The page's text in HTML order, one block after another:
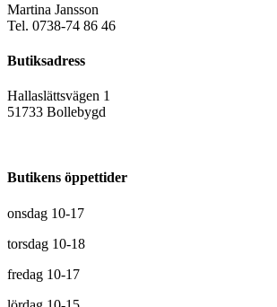
Martina Jansson
Tel. 0738-74 86 46
Butiksadress
Hallaslättsvägen 1
51733 Bollebygd
Butikens öppettider
onsdag 10-17
torsdag 10-18
fredag 10-17